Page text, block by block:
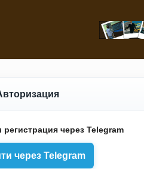
через Telegram
через Telegram